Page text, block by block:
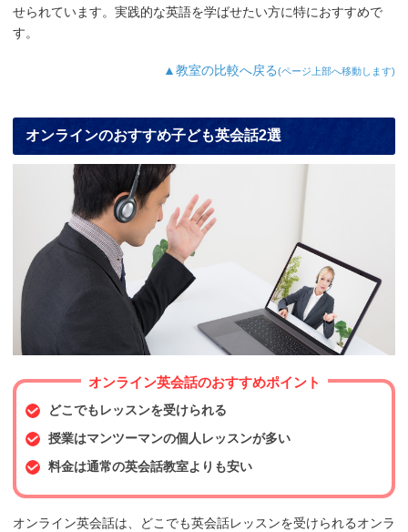
せられています。実践的な英語を学ばせたい方に特におすすめで
す。
▲教室の比較へ戻る(ページ上部へ移動します)
オンラインのおすすめ子ども英会話2選
オンライン英会話のおすすめポイント
どこでもレッスンを受けられる
授業はマンツーマンの個人レッスンが多い
料金は通常の英会話教室よりも安い
オンライン英会話は、どこでも英会話レッスンを受けられるオンラ